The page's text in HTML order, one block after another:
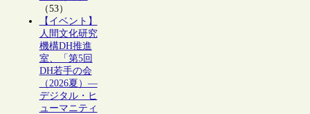
（53）
【イベント】
人間文化研究
機構DH推進
室、「第5回
DH若手の会
（2026夏）―
デジタル・ヒ
ューマニティ